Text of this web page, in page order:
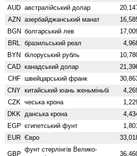
AUD австралійський долар
AZN азербайджанський манат
BGN болгарський лев
BRL бразильський реал
BYN білоруський рубль
CAD канадський долар
CHF швейцарський франк
CNY китайський юань женьмiньбi
CZK чеська крона
DKK данська крона
EGP єгипетський фунт
EUR Євро
GBP
фунт стерлінгів Велико­